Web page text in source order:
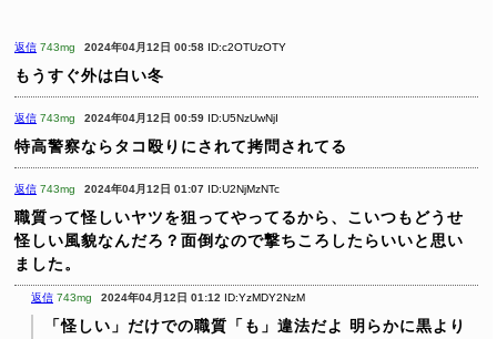
返信 743mg 2024年04月12日 00:58 ID:c2OTUzOTY
もうすぐ外は白い冬
返信 743mg 2024年04月12日 00:59 ID:U5NzUwNjI
特高警察ならタコ殴りにされて拷問されてる
返信 743mg 2024年04月12日 01:07 ID:U2NjMzNTc
職質って怪しいヤツを狙ってやってるから、こいつもどうせ
怪しい風貌なんだろ？面倒なので撃ちころしたらいいと思い
ました。
返信 743mg 2024年04月12日 01:12 ID:YzMDY2NzM
「怪しい」だけでの職質「も」違法だよ 明らかに黒より